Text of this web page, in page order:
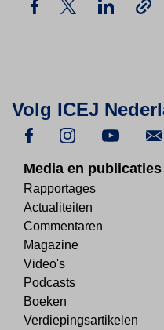
Volg ICEJ
Media en publicaties
Rapportages
Actualiteiten
Commentaren
Magazine
Video's
Podcasts
Boeken
Verdiepingsartikelen